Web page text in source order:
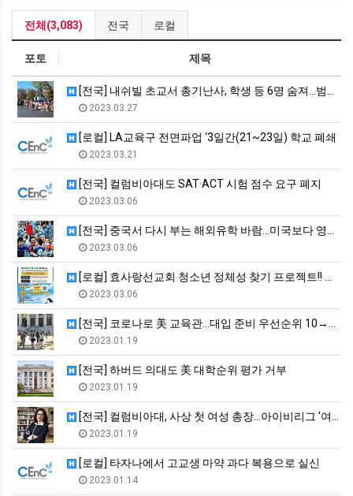
전체(3,083) 전국 로컬
포토 제목
[전국] 내쉬빌 초교서 총기난사, 학생 등 6명 숨져…범인은 2…
2023.03.27
[로컬] LA교육구 전면파업 ‘3일간(21~23일) 학교 폐쇄
2023.03.21
[전국] 컬럼비아대도 SAT·ACT 시험 점수 요구 폐지
2023.03.06
[전국] 중국서 다시 부는 해외유학 바람…미국보다 영국 선호
2023.03.06
[로컬] 효사랑선교회 청소년 정체성 찾기 프로젝트!! 제10회…
2023.03.06
[전국] 코로나로 美 교육관…대입 준비 우선순위 10→47번째
2023.01.19
[전국] 하버드 의대도 美 대학순위 평가 거부
2023.01.19
[전국] 컬럼비아대, 사상 첫 여성 총장…아이비리그 '여성천하'
2023.01.19
[로컬] 타자나에서 고교생 마약 과다 복용으로 실신
2023.01.14